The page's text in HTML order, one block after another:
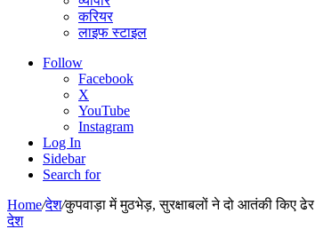
करियर
लाइफ स्टाइल
Follow
Facebook
X
YouTube
Instagram
Log In
Sidebar
Search for
Home/देश/कुपवाड़ा में मुठभेड़, सुरक्षाबलों ने दो आतंकी किए ढेर
देश